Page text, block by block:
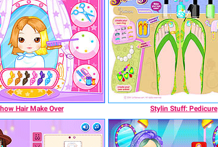
Hair Make Over Stylin Stuff: Pedicure